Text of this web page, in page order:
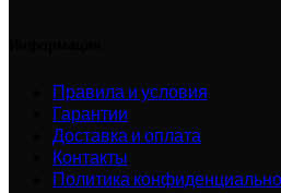
Правила и условия
Гарантии
Доставка и оплата
Контакты
Политика